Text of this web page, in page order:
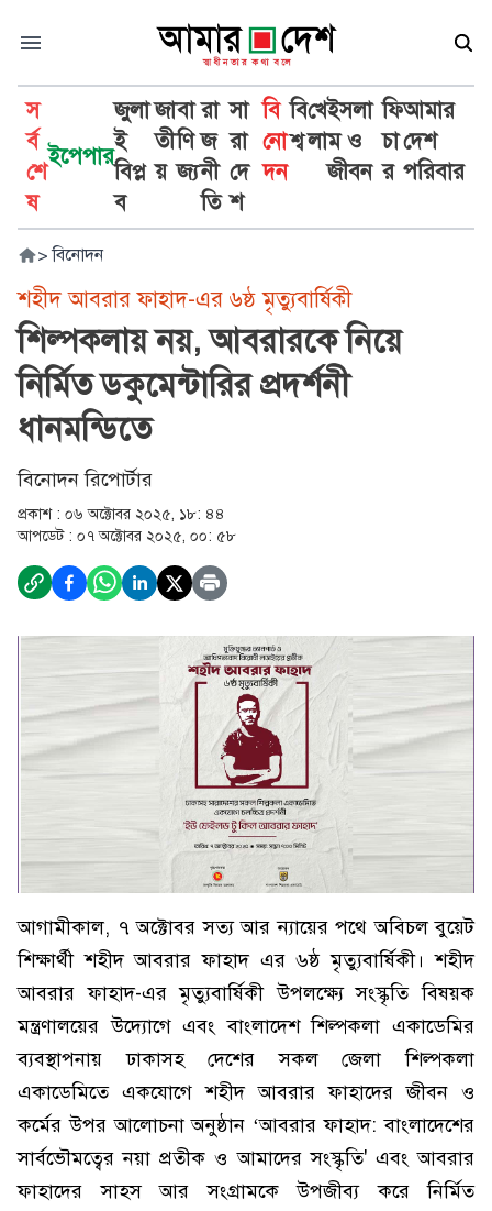
স
র্ব
শে
ষ
ইপেপার
জুলা
ই
বিপ্ল
ব
জা
তী
য়
বা
ণি
জ্য
রা
জ
নী
তি
সা
রা
দে
শ
বি
নো
দন
বি
শ্ব
খে
লা
ইসলা
ম ও
জীবন
ফি
চা
র
আমার
দেশ
পরিবার
> বিনোদন
শহীদ আবরার ফাহাদ-এর ৬ষ্ঠ মৃত্যুবার্ষিকী
শিল্পকলায় নয়, আবরারকে নিয়ে
নির্মিত ডকুমেন্টারির প্রদর্শনী
ধানমন্ডিতে
বিনোদন রিপোর্টার
প্রকাশ : ০৬ অক্টোবর ২০২৫, ১৮: ৪৪
আপডেট : ০৭ অক্টোবর ২০২৫, ০০: ৫৮
আগামীকাল, ৭ অক্টোবর সত্য আর ন্যায়ের পথে অবিচল বুয়েট
শিক্ষার্থী শহীদ আবরার ফাহাদ এর ৬ষ্ঠ মৃত্যুবার্ষিকী। শহীদ
আবরার ফাহাদ-এর মৃত্যুবার্ষিকী উপলক্ষ্যে সংস্কৃতি বিষয়ক
মন্ত্রণালয়ের উদ্যোগে এবং বাংলাদেশ শিল্পকলা একাডেমির
ব্যবস্থাপনায় ঢাকাসহ দেশের সকল জেলা শিল্পকলা
একাডেমিতে একযোগে শহীদ আবরার ফাহাদের জীবন ও
কর্মের উপর আলোচনা অনুষ্ঠান ‘আবরার ফাহাদ: বাংলাদেশের
সার্বভৌমত্বের নয়া প্রতীক ও আমাদের সংস্কৃতি' এবং আবরার
ফাহাদের সাহস আর সংগ্রামকে উপজীব্য করে নির্মিত